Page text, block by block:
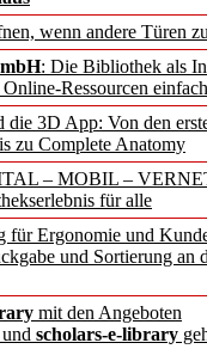
wenn andere Türen
: Die Bibliothek als
Ressourcen
die 3D App: Von den
zu Complete Anatomy
– MOBIL –
für alle
für Ergonomie und
und Sortierung an
mit den Angeboten
und scholars-e-library
und